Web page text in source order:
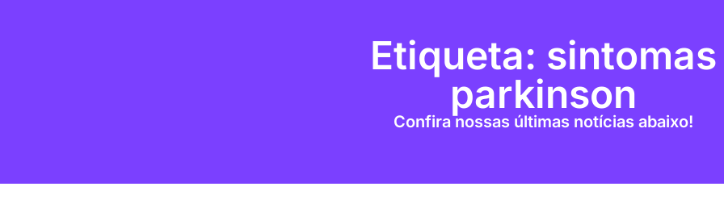
Etiqueta: sintomas
parkinson
Confira nossas últimas notícias abaixo!